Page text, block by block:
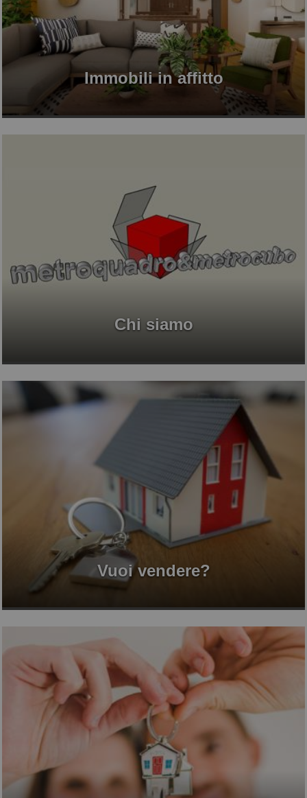
Immobili in affitto
Chi siamo
Vuoi vendere?